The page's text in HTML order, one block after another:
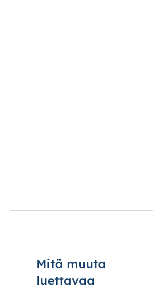
Mitä muuta
luettavaa